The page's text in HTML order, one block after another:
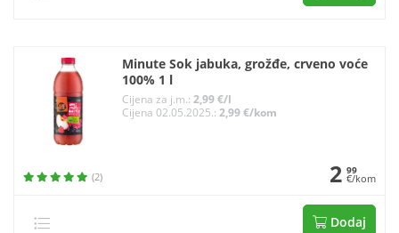
Minute Sok jabuka, grožđe, crveno voće
100% 1 l
Cijena za j.m.:2,99 €/l
Cijena 02.05.2025.:2,99 €/kom
(2) 2 99
€/kom
Dodaj